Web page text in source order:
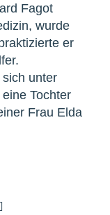
Fagot
wurde
er
unter
Tochter
Frau Elda